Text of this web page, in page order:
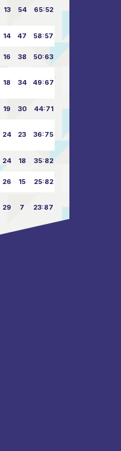
13 54 65:52
14 47 58:57
16 38 50:63
18 34 49:67
19 30 44:71
24 23 36:75
24 18 35:82
26 15 25:82
29 7 23:87